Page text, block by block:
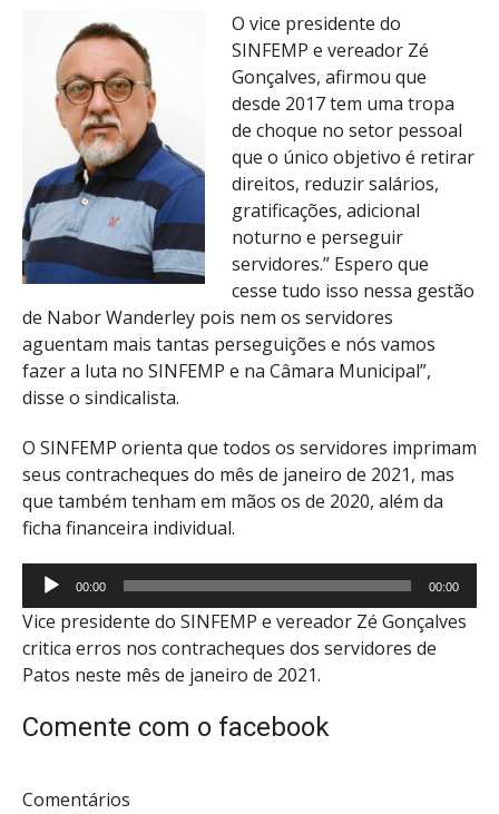
O vice presidente do
SINFEMP e vereador Zé
Gonçalves, afirmou que
desde 2017 tem uma tropa
de choque no setor pessoal
que o único objetivo é retirar
direitos, reduzir salários,
gratificações, adicional
noturno e perseguir
servidores.” Espero que
cesse tudo isso nessa gestão
de Nabor Wanderley pois nem os servidores
aguentam mais tantas perseguições e nós vamos
fazer a luta no SINFEMP e na Câmara Municipal”,
disse o sindicalista.
O SINFEMP orienta que todos os servidores imprimam
seus contracheques do mês de janeiro de 2021, mas
que também tenham em mãos os de 2020, além da
ficha financeira individual.
Tocador
de
áudio
00:00 00:00
Vice presidente do SINFEMP e vereador Zé Gonçalves
critica erros nos contracheques dos servidores de
Patos neste mês de janeiro de 2021.
Comente com o facebook
Comentários